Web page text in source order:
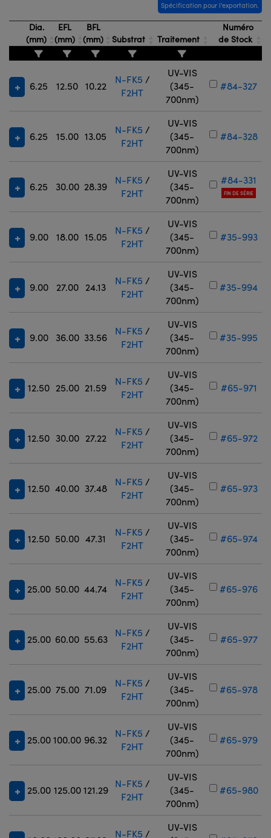
Spécification pour l'exportation.
Dia.
(mm)
EFL
(mm)
BFL
(mm)
Substrat Traitement
Numéro
de Stock
6.25 12.50 10.22
N-FK5 /
F2HT
UV-VIS
(345-
700nm)
#84-327
6.25 15.00 13.05
N-FK5 /
F2HT
UV-VIS
(345-
700nm)
#84-328
6.25 30.00 28.39
N-FK5 /
F2HT
UV-VIS
(345-
700nm)
#84-331
FIN DE SÉRIE
9.00 18.00 15.05
N-FK5 /
F2HT
UV-VIS
(345-
700nm)
#35-993
9.00 27.00 24.13
N-FK5 /
F2HT
UV-VIS
(345-
700nm)
#35-994
9.00 36.00 33.56
N-FK5 /
F2HT
UV-VIS
(345-
700nm)
#35-995
12.50 25.00 21.59
N-FK5 /
F2HT
UV-VIS
(345-
700nm)
#65-971
12.50 30.00 27.22
N-FK5 /
F2HT
UV-VIS
(345-
700nm)
#65-972
12.50 40.00 37.48
N-FK5 /
F2HT
UV-VIS
(345-
700nm)
#65-973
12.50 50.00 47.31
N-FK5 /
F2HT
UV-VIS
(345-
700nm)
#65-974
25.00 50.00 44.74
N-FK5 /
F2HT
UV-VIS
(345-
700nm)
#65-976
25.00 60.00 55.63
N-FK5 /
F2HT
UV-VIS
(345-
700nm)
#65-977
25.00 75.00 71.09
N-FK5 /
F2HT
UV-VIS
(345-
700nm)
#65-978
25.00 100.00 96.32
N-FK5 /
F2HT
UV-VIS
(345-
700nm)
#65-979
25.00 125.00 121.29
N-FK5 /
F2HT
UV-VIS
(345-
700nm)
#65-980
N-FK5 /
UV-VIS